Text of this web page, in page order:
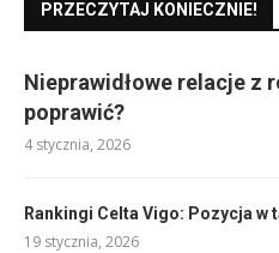
PRZECZYTAJ KONIECZNIE!
Nieprawidłowe relacje z
poprawić?
4 stycznia, 2026
Rankingi Celta Vigo: Pozycja w
19 stycznia, 2026